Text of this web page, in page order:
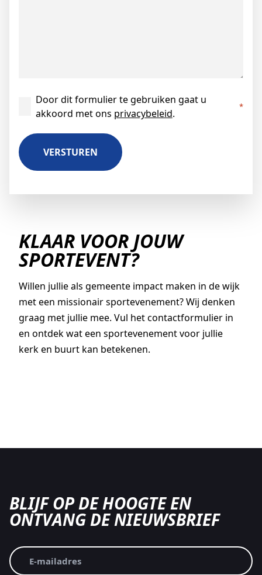
KLAAR VOOR JOUW
SPORTEVENT?
Willen jullie als gemeente impact maken in de wijk
met een missionair sportevenement? Wij denken
graag met jullie mee. Vul het contactformulier in
en ontdek wat een sportevenement voor jullie
kerk en buurt kan betekenen.
Instemming
Door dit formulier te gebruiken gaat u
akkoord met ons privacybeleid.
*
BLIJF OP DE HOOGTE EN
ONTVANG DE NIEUWSBRIEF
E-
mailadres